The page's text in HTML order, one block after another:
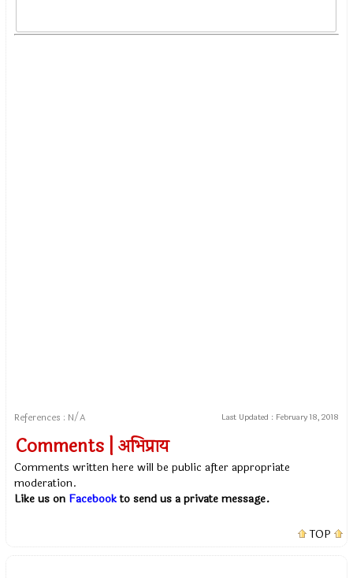
References : N/A Last Updated : February 18, 2018
Comments | अभिप्राय
Comments written here will be public after appropriate
moderation.
Like us on Facebookto send us a private message.
TOP